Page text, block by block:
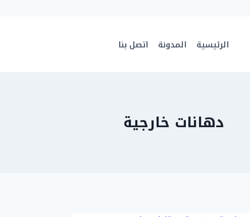
الرئيسية المدونة اتصل بنا
دهانات خارجية